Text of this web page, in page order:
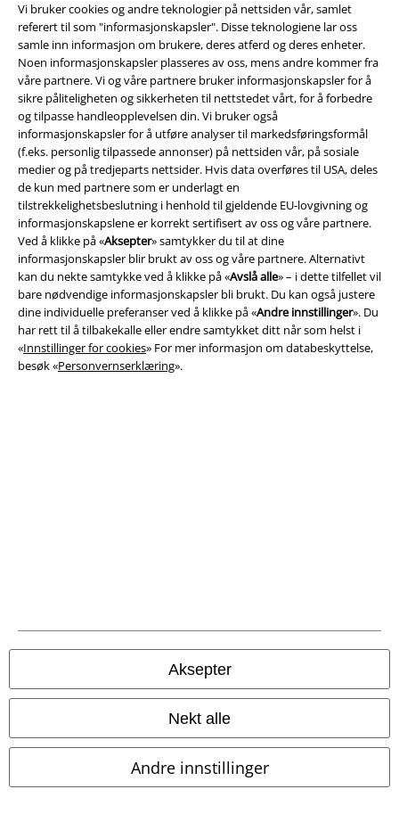
Vi bruker cookies og andre teknologier på nettsiden vår, samlet
referert til som "informasjonskapsler". Disse teknologiene lar oss
samle inn informasjon om brukere, deres atferd og deres enheter.
Noen informasjonskapsler plasseres av oss, mens andre kommer fra
våre partnere. Vi og våre partnere bruker informasjonskapsler for å
sikre påliteligheten og sikkerheten til nettstedet vårt, for å forbedre
og tilpasse handleopplevelsen din. Vi bruker også
informasjonskapsler for å utføre analyser til markedsføringsformål
(f.eks. personlig tilpassede annonser) på nettsiden vår, på sosiale
medier og på tredjeparts nettsider. Hvis data overføres til USA, deles
de kun med partnere som er underlagt en
tilstrekkelighetsbeslutning i henhold til gjeldende EU-lovgivning og
informasjonskapslene er korrekt sertifisert av oss og våre partnere.
Ved å klikke på «Aksepter» samtykker du til at dine
informasjonskapsler blir brukt av oss og våre partnere. Alternativt
kan du nekte samtykke ved å klikke på «Avslå alle» – i dette tilfellet vil
bare nødvendige informasjonskapsler bli brukt. Du kan også justere
dine individuelle preferanser ved å klikke på «Andre innstillinger». Du
har rett til å tilbakekalle eller endre samtykket ditt når som helst i
«Innstillinger for cookies» For mer informasjon om databeskyttelse,
besøk «Personvernserklæring».
Aksepter
Nekt alle
Andre innstillinger
Store størrelser Premium
kr 349,00
Store størrelser
Ny Oversize